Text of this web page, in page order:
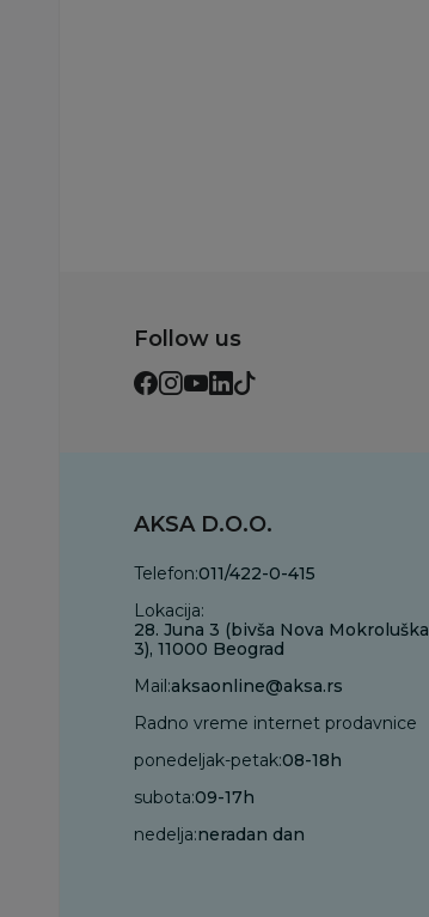
Follow us
AKSA D.O.O.
Telefon:011/422-0-415
Lokacija:
28. Juna 3 (bivša Nova Mokroluška
3), 11000 Beograd
Mail:aksaonline@aksa.rs
Radno vreme internet prodavnice
ponedeljak-petak:08-18h
subota:09-17h
nedelja:neradan dan